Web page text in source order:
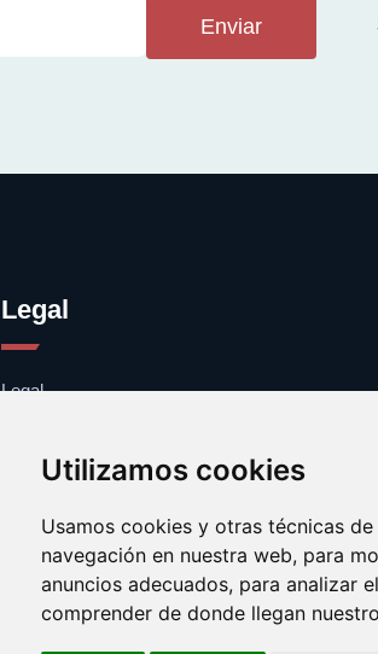
Utilizamos cookies
Usamos cookies y otras técnicas
navegación en nuestra web, para
anuncios adecuados, para analizar
comprender de donde llegan
Enviar
Legal
Legal
Contacto